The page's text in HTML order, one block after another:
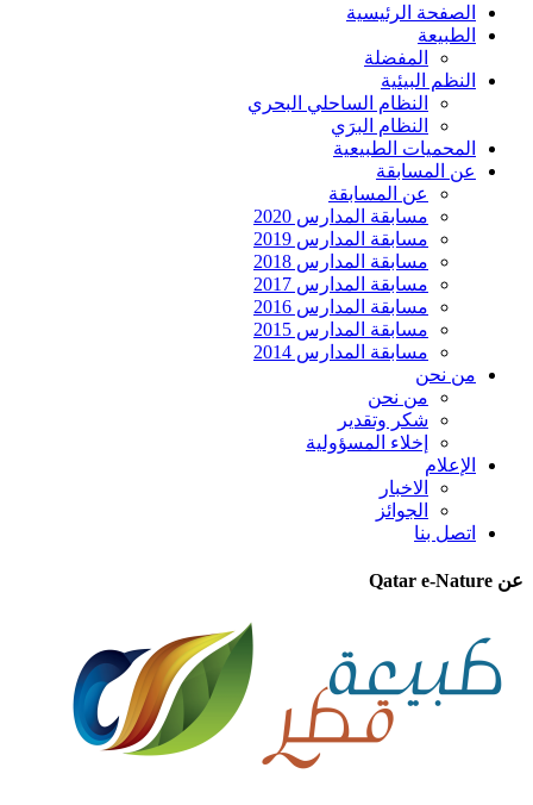
الصفحة الرئيسية
الطبيعة
المفضلة
النظم البيئية
النظام الساحلي البحري
النظام البرَي
المحميات الطبيعية
عن المسابقة
عن المسابقة
مسابقة المدارس 2020
مسابقة المدارس 2019
مسابقة المدارس 2018
مسابقة المدارس 2017
مسابقة المدارس 2016
مسابقة المدارس 2015
مسابقة المدارس 2014
من نحن
من نحن
شكر وتقدير
إخلاء المسؤولية
الإعلام
الاخبار
الجوائز
اتصل بنا
عن Qatar e-Nature